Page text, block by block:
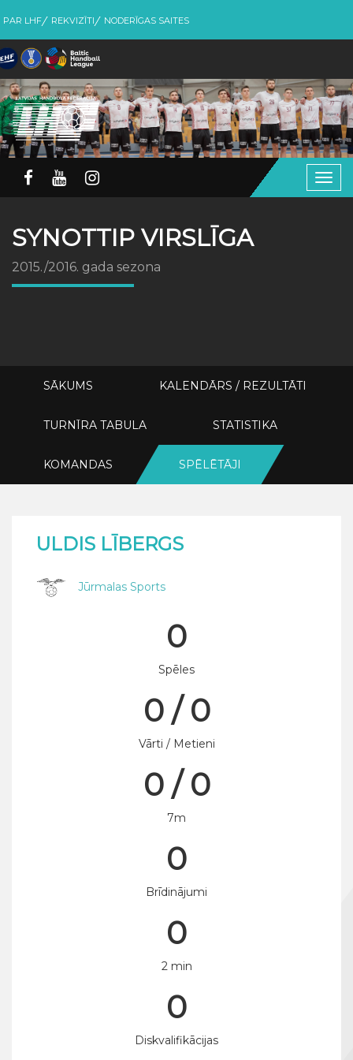
PAR LHF REKVIZĪTI NODERĪGAS SAITES
SYNOTTIP VIRSLĪGA
2015./2016. gada sezona
SĀKUMS KALENDĀRS / REZULTĀTI
TURNĪRA TABULA STATISTIKA
KOMANDAS SPĒLĒTĀJI
ULDIS LĪBERGS
Jūrmalas Sports
0
Spēles
0 / 0
Vārti / Metieni
0 / 0
7m
0
Brīdinājumi
0
2 min
0
Diskvalifikācijas